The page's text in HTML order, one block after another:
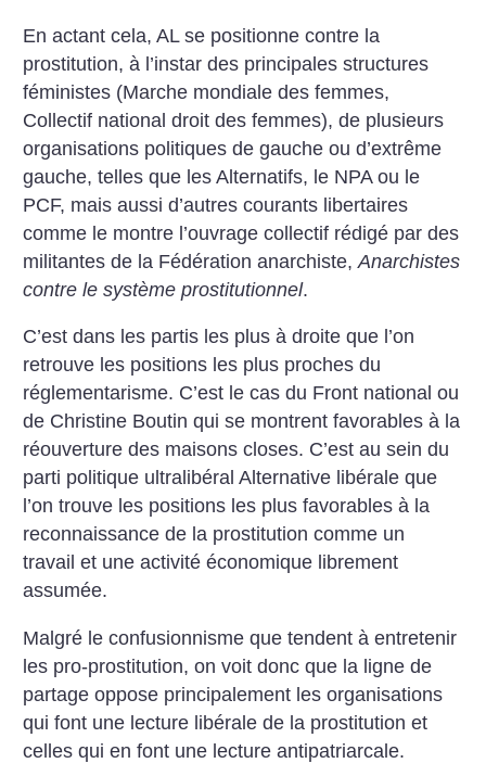
En actant cela, AL se positionne contre la
prostitution, à l’instar des principales structures
féministes (Marche mondiale des femmes,
Collectif national droit des femmes), de plusieurs
organisations politiques de gauche ou d’extrême
gauche, telles que les Alternatifs, le NPA ou le
PCF, mais aussi d’autres courants libertaires
comme le montre l’ouvrage collectif rédigé par des
militantes de la Fédération anarchiste,Anarchistes
contre le système prostitutionnel.
C’est dans les partis les plus à droite que l’on
retrouve les positions les plus proches du
réglementarisme. C’est le cas du Front national ou
de Christine Boutin qui se montrent favorables à la
réouverture des maisons closes. C’est au sein du
parti politique ultralibéral Alternative libérale que
l’on trouve les positions les plus favorables à la
reconnaissance de la prostitution comme un
travail et une activité économique librement
assumée.
Malgré le confusionnisme que tendent à entretenir
les pro-prostitution, on voit donc que la ligne de
partage oppose principalement les organisations
qui font une lecture libérale de la prostitution et
celles qui en font une lecture antipatriarcale.